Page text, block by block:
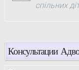
спільних
Консультации